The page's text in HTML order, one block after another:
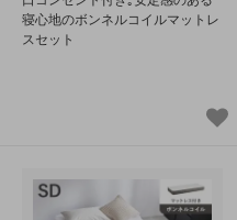
寝心地のボンネルコイルマットレ
スセット